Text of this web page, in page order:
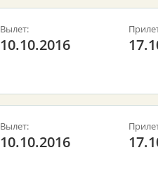
Вылет:
10.10.2016
Вылет:
10.10.2016